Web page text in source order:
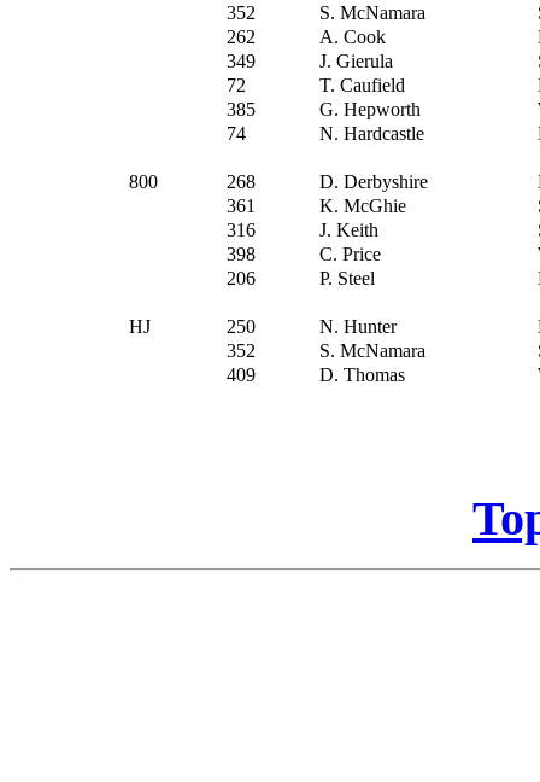
352
S. McNamara
262
A. Cook
349
J. Gierula
72
T. Caufield
385
G. Hepworth
74
N. Hardcastle
800 268 D. Derbyshire
361
K. McGhie
316
J. Keith
398
C. Price
206
P. Steel
HJ 250 N. Hunter
352
S. McNamara
409
D. Thomas